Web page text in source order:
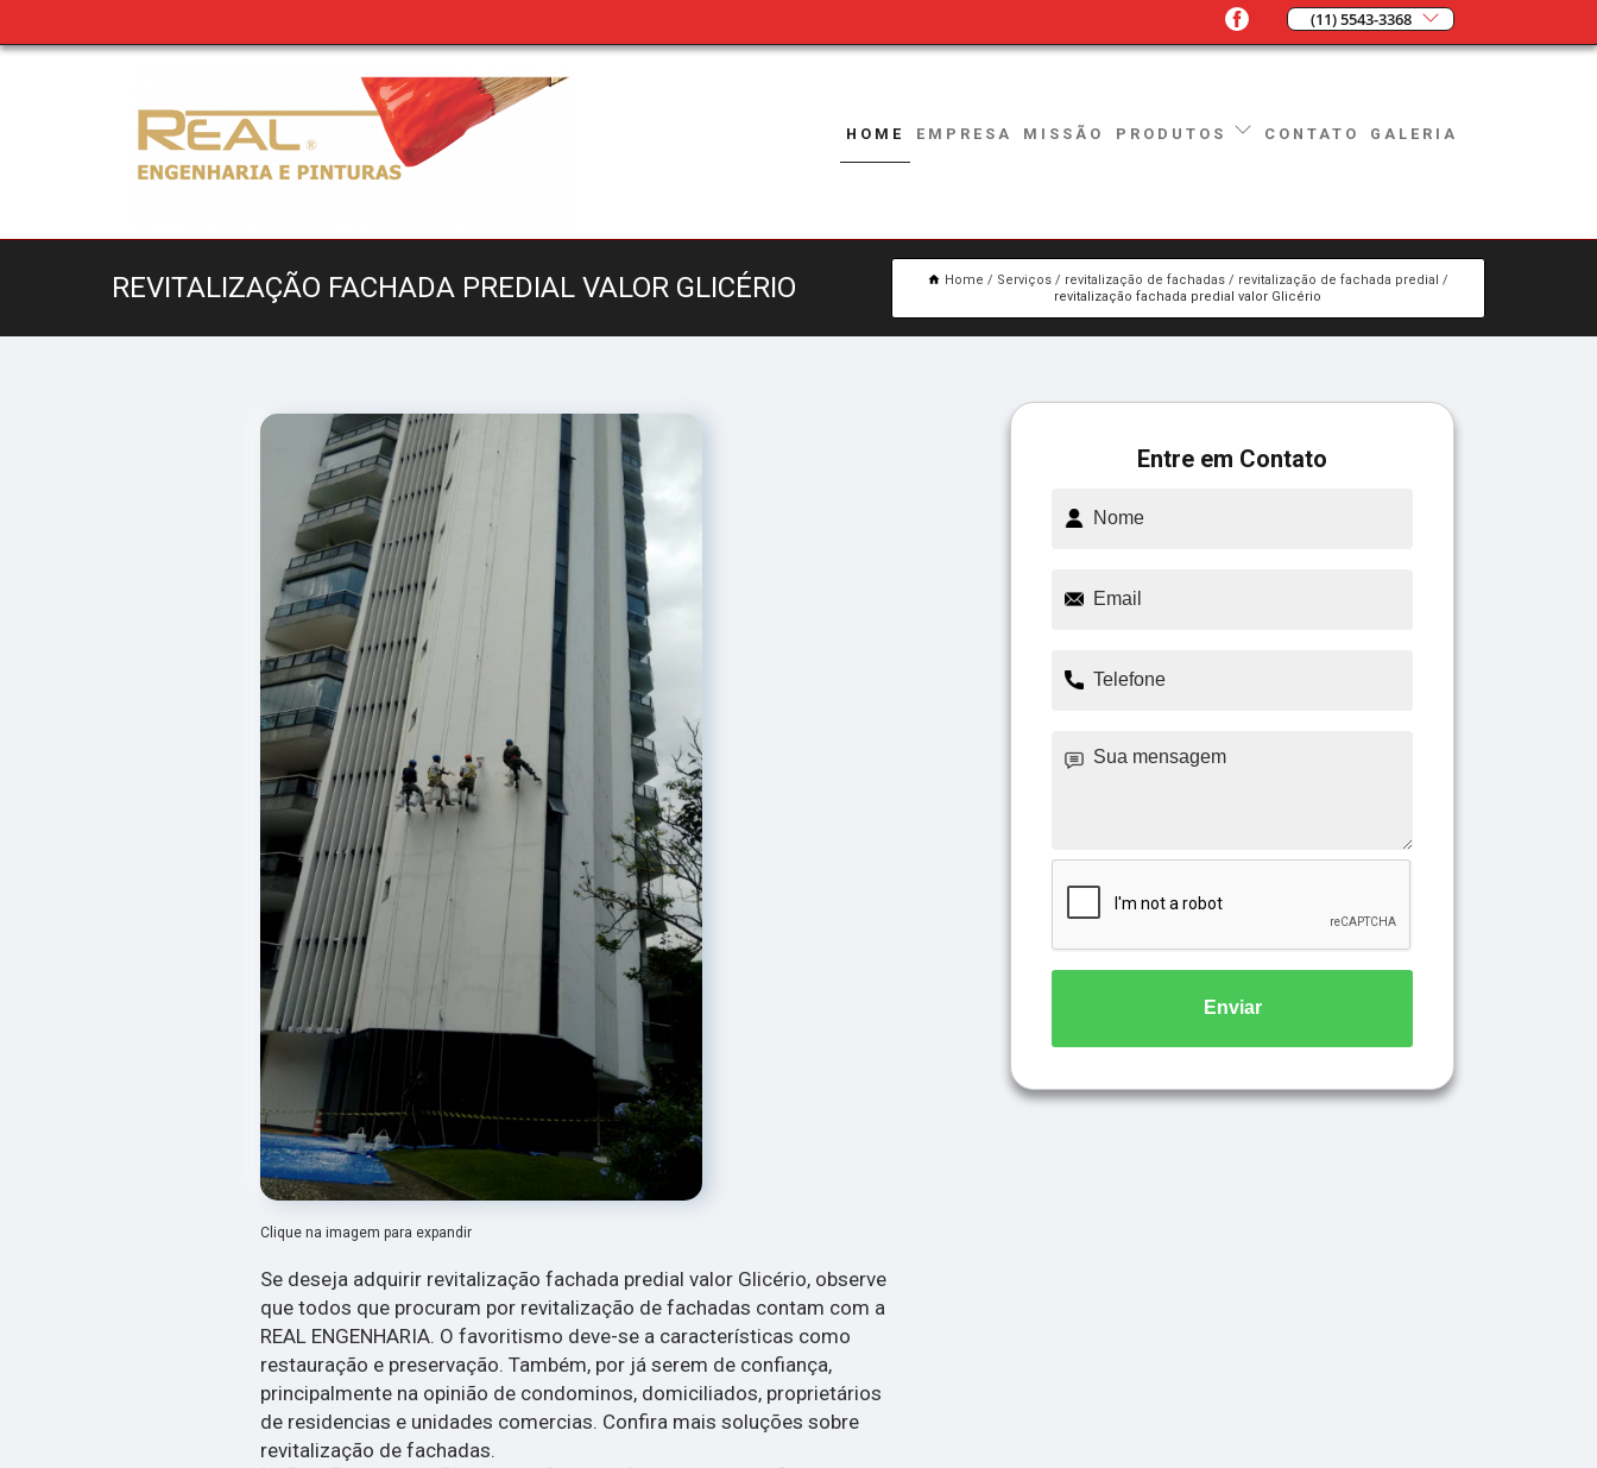
(11) 5543-3368
HOME EMPRESA MISSÃO PRODUTOS CONTATO GALERIA
REVITALIZAÇÃO FACHADA PREDIAL VALOR GLICÉRIO Home Serviços revitalização de fachadas
revitalização de fachada predial
revitalização fachada predial valor Glicério
Clique na imagem para expandir
Se deseja adquirir revitalização fachada predial valor Glicério, observe
que todos que procuram por revitalização de fachadas contam com a
REAL ENGENHARIA. O favoritismo deve-se a características como
restauração e preservação. Também, por já serem de confiança,
principalmente na opinião de condominos, domiciliados, proprietários
de residencias e unidades comercias. Confira mais soluções sobre
revitalização de fachadas.
Entre em Contato
Enviar